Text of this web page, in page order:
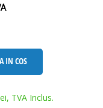
IN COS
TVA Inclus.